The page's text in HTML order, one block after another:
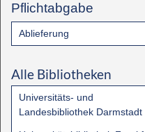
Pflichtabgabe
Ablieferung
Alle Bibliotheken
Universitäts- und
Landesbibliothek Darmstadt